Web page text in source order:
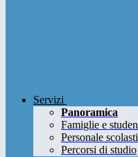
Servizi
Panoramica
Famiglie e
Personale
Percorsi di studio